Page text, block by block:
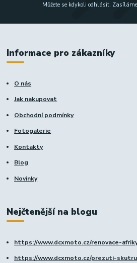
Můžete se kdykoli odhlásit.
Informace pro zákazníky
O nás
Jak nakupovat
Obchodní podmínky
Fotogalerie
Kontakty
Blog
Novinky
Nejčtenější na blogu
https://www.dcxmoto.cz/renovace-
https://www.dcxmoto.cz/prezuti-